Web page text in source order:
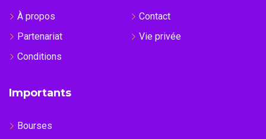
À propos
Contact
Partenariat
Vie privée
Conditions
Importants
Bourses